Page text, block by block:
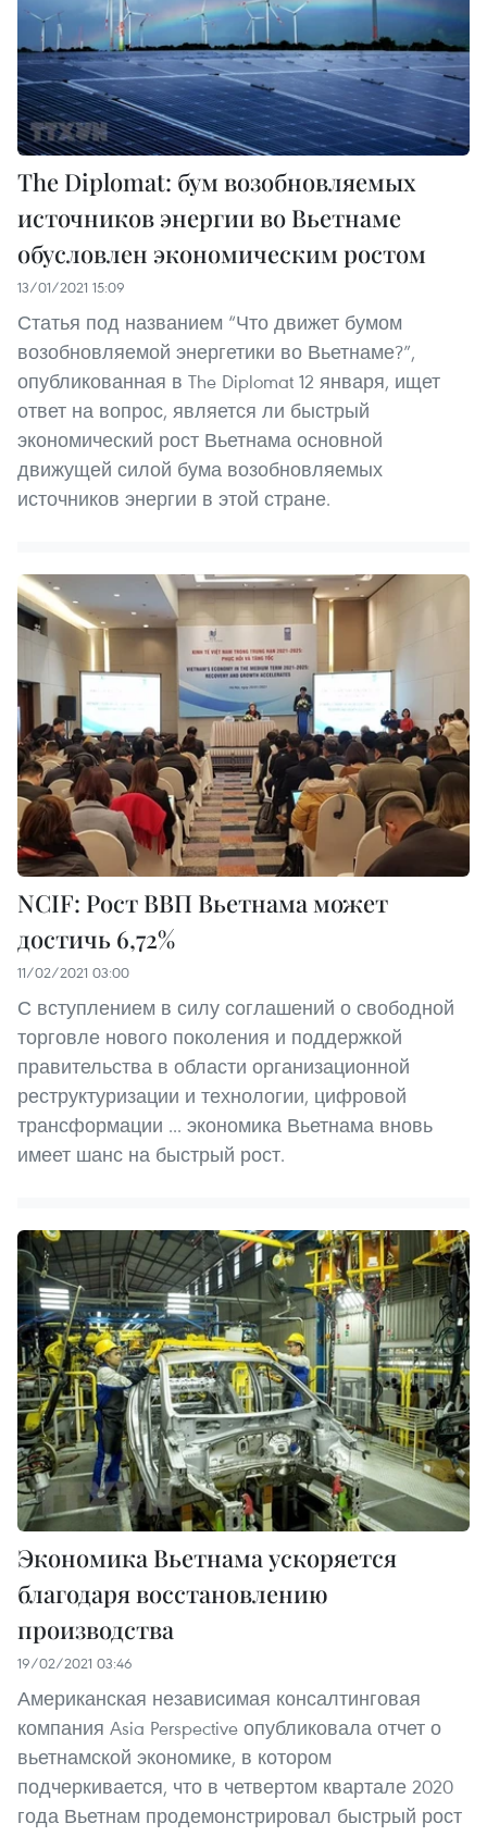
The Diplomat: бум возобновляемых
источников энергии во Вьетнаме
обусловлен экономическим ростом
13/01/2021 15:09
Статья под названием “Что движет бумом
возобновляемой энергетики во Вьетнаме?”,
опубликованная в The Diplomat 12 января, ищет
ответ на вопрос, является ли быстрый
экономический рост Вьетнама основной
движущей силой бума возобновляемых
источников энергии в этой стране.
NCIF: Рост ВВП Вьетнама может
достичь 6,72%
11/02/2021 03:00
С вступлением в силу соглашений о свободной
торговле нового поколения и поддержкой
правительства в области организационной
реструктуризации и технологии, цифровой
трансформации ... экономика Вьетнама вновь
имеет шанс на быстрый рост.
Экономика Вьетнама ускоряется
благодаря восстановлению
производства
19/02/2021 03:46
Американская независимая консалтинговая
компания Asia Perspective опубликовала отчет о
вьетнамской экономике, в котором
подчеркивается, что в четвертом квартале 2020
года Вьетнам продемонстрировал быстрый рост